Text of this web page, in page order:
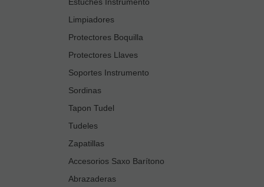
Limpiadores
Protectores Boquilla
Protectores Llaves
Soportes Instrumento
Sordinas
Tapon Tudel
Tudeles
Zapatillas
Accesorios Saxo Barítono
Abrazaderas